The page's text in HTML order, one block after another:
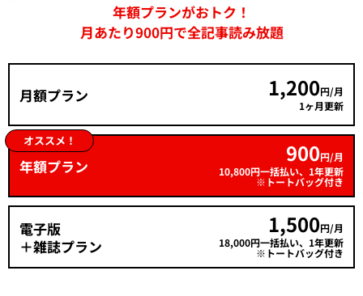
年額プランがおトク！
月あたり900円で全記事読み放題
月額プラン 1,200円/月
1ヶ月更新
オススメ！
年額プラン 900円/月
10,800円一括払い、1年更新
※トートバッグ付き
電子版
＋雑誌プラン
1,500円/月
18,000円一括払い、1年更新
※トートバッグ付き